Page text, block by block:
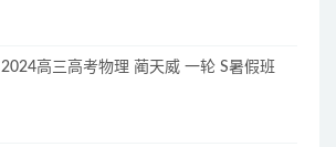
2024高三高考物理 蔺天威 一轮 S暑假班